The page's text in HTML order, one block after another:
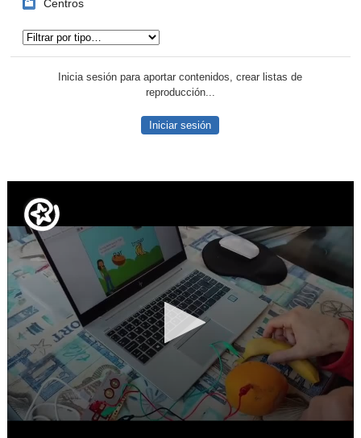
Centros
Inicia sesión para aportar contenidos, crear listas de
reproducción...
Iniciar sesión